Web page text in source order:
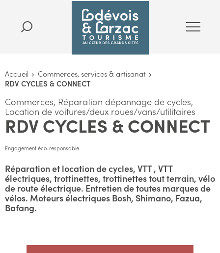
Accueil
Commerces, services & artisanat
RDV CYCLES & CONNECT
Commerces, Réparation dépannage de cycles,
Location de voitures/deux roues/vans/utilitaires
RDV CYCLES & CONNECT
Engagement éco-responsable
Réparation et location de cycles, VTT , VTT
électriques, trottinettes, trottinettes tout terrain, vélo
de route électrique. Entretien de toutes marques de
vélos. Moteurs électriques Bosh, Shimano, Fazua,
Bafang.